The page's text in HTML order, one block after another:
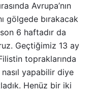
Avrupa’nın
gölgede bırakacak
6 haftadır da
Geçtiğimiz 13 ay
topraklarında
yapabilir diye
Henüz bir iki